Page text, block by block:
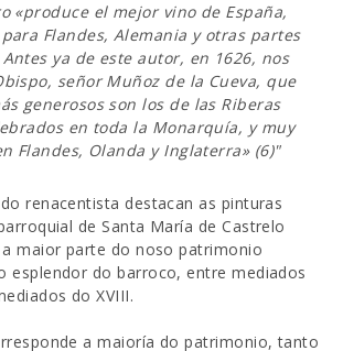
«produce el mejor vino de España,
Flandes, Alemania y otras partes
ya de este autor, en 1626, nos
señor Muñoz de la Cueva, que
generosos son los de las Riberas
en toda la Monarquía, y muy
Flandes, Olanda y Inglaterra» (6)"
renacentista destacan as pinturas
de Santa María de Castrelo
maior parte do noso patrimonio
esplendor do barroco, entre mediados
do XVIII.
a maioría do patrimonio, tanto